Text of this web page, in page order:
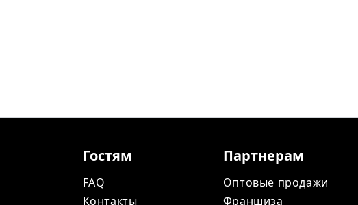
Гостям
FAQ
Контакты
Партнерам
Оптовые продажи
Франшиза